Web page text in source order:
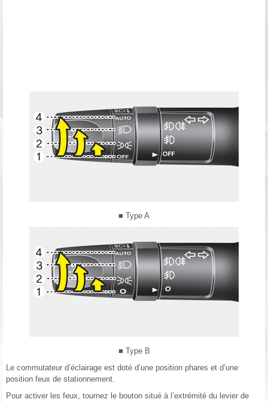
■ Type A
■ Type B
Le commutateur d’éclairage est doté d’une position phares et d’une
position feux de stationnement.
Pour activer les feux, tournez le bouton situé à l’extrémité du levier de